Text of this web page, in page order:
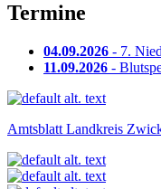
Termine
04.09.2026 - 7.
11.09.2026 -
Amtsblatt Landkreis